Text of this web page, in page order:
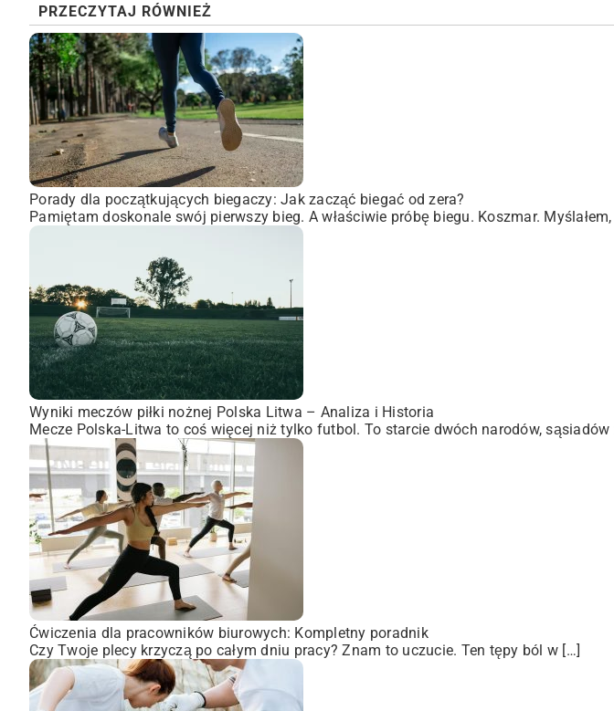
PRZECZYTAJ RÓWNIEŻ
Porady dla początkujących biegaczy: Jak zacząć biegać od zera?
Pamiętam doskonale swój pierwszy bieg. A właściwie próbę biegu. Koszmar.
Wyniki meczów piłki nożnej Polska Litwa – Analiza i Historia
Mecze Polska-Litwa to coś więcej niż tylko futbol. To starcie dwóch narodów, sąsiadów
Ćwiczenia dla pracowników biurowych: Kompletny poradnik
Czy Twoje plecy krzyczą po całym dniu pracy? Znam to uczucie. Ten tępy ból w […]